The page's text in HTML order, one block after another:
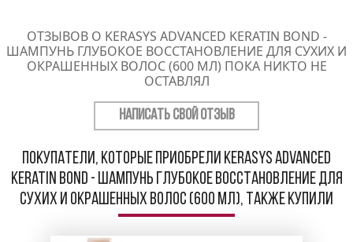
ОТЗЫВОВ О KERASYS ADVANCED KERATIN BOND -
ШАМПУНЬ ГЛУБОКОЕ ВОССТАНОВЛЕНИЕ ДЛЯ СУХИХ И
ОКРАШЕННЫХ ВОЛОС (600 МЛ) ПОКА НИКТО НЕ
ОСТАВЛЯЛ
НАПИСАТЬ СВОЙ ОТЗЫВ
Покупатели, которые приобрели Kerasys Advanced
Keratin Bond - Шампунь Глубокое восстановление для
сухих и окрашенных волос (600 мл), также купили